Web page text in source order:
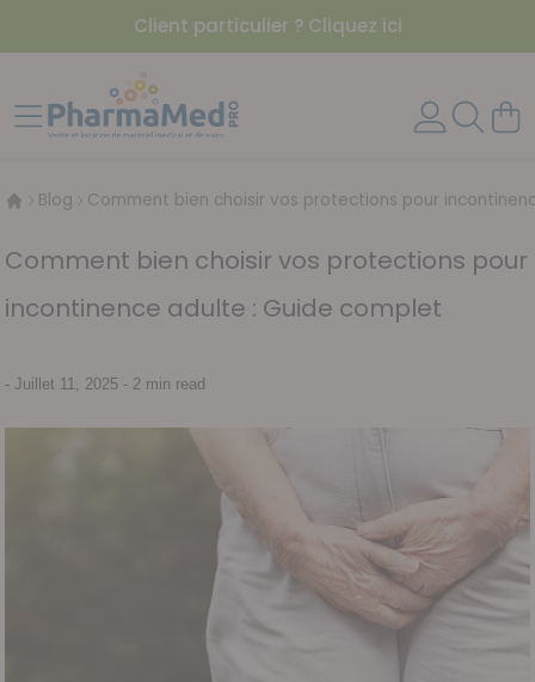
Client particulier ? Cliquez ici
Affichage navigation
Blog Comment bien choisir vos protections pour
Comment bien choisir vos protections pour
incontinence adulte : Guide complet
- Juillet 11, 2025 - 2 min read